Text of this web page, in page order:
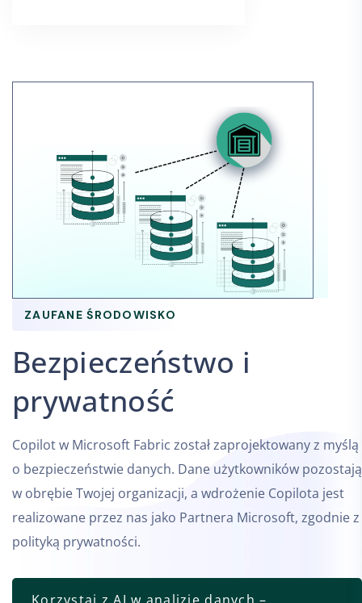
ZAUFANE ŚRODOWISKO
Bezpieczeństwo i
prywatność
Copilot w Microsoft Fabric został zaprojektowany z myślą
o bezpieczeństwie danych. Dane użytkowników pozostają
w obrębie Twojej organizacji, a wdrożenie Copilota jest
realizowane przez nas jako Partnera Microsoft, zgodnie z
polityką prywatności.